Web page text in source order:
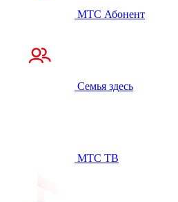
МТС Абонент
Семья здесь
МТС ТВ